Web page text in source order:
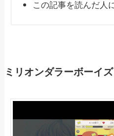
この記事を読んだ人
ミリオンダラーボーイ